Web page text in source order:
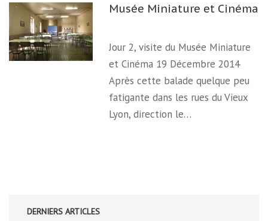
Musée Miniature et Cinéma
Jour 2, visite du Musée Miniature
et Cinéma 19 Décembre 2014
Après cette balade quelque peu
fatigante dans les rues du Vieux
Lyon, direction le…
DERNIERS ARTICLES